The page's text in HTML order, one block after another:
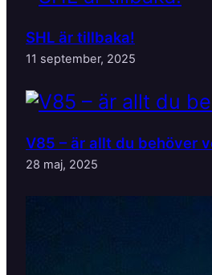
SHL är tillbaka!
11 september, 2025
V85 – är allt du behöver
28 maj, 2025